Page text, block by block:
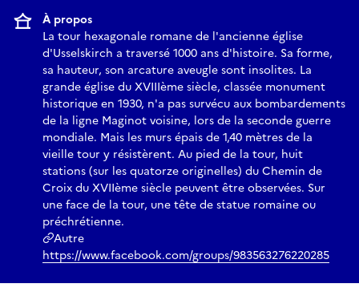
À propos
La tour hexagonale romane de l'ancienne église
d'Usselskirch a traversé 1000 ans d'histoire. Sa forme,
sa hauteur, son arcature aveugle sont insolites. La
grande église du XVIIIème siècle, classée monument
historique en 1930, n'a pas survécu aux bombardements
de la ligne Maginot voisine, lors de la seconde guerre
mondiale. Mais les murs épais de 1,40 mètres de la
vieille tour y résistèrent. Au pied de la tour, huit
stations (sur les quatorze originelles) du Chemin de
Croix du XVIIème siècle peuvent être observées. Sur
une face de la tour, une tête de statue romaine ou
préchrétienne.
Autre
https://www.facebook.com/groups/983563276220285